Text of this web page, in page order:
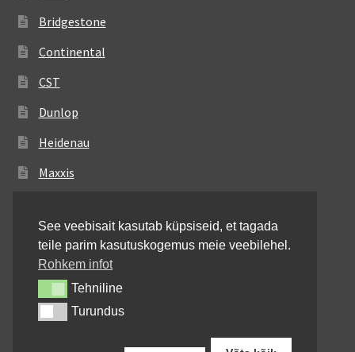
Bridgestone
Continental
CST
Dunlop
Heidenau
Maxxis
Michelin
Mitas
Pirelli
Shinko
See veebisait kasutab küpsiseid, et tagada
teile parim kasutuskogemus meie veebilehel.
Rohkem infot
TehnilineTehniline
TurundusTurundus